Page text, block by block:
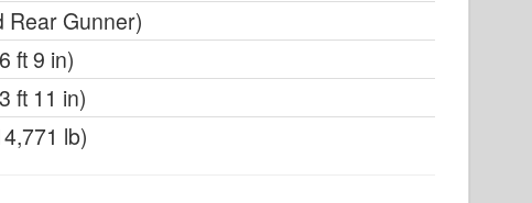
Rear Gunner)
ft 9 in)
ft 11 in)
lb)